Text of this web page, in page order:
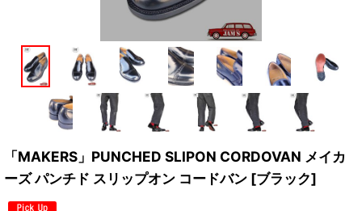
「MAKERS」PUNCHED SLIPON CORDOVAN メイカ
ーズ パンチド スリップオン コードバン [ブラック]